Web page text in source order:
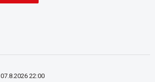
07.8.2026 22:00